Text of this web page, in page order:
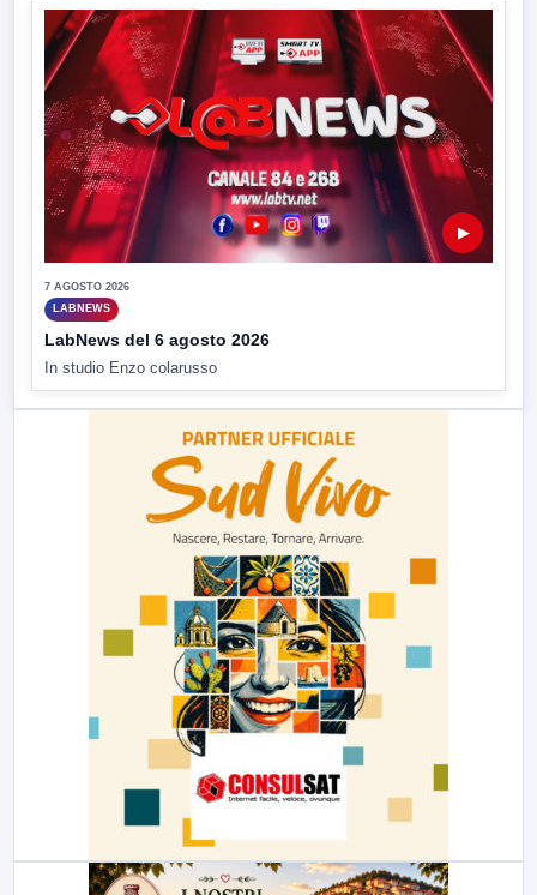
▶
7 AGOSTO 2026
LABNEWS
LabNews del 6 agosto 2026
In studio Enzo colarusso